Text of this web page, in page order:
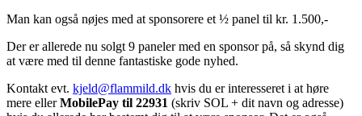
Man kan også nøjes med at sponsorere et ½ panel til kr. 1.500,-
Der er allerede nu solgt 9 paneler med en sponsor på, så skynd dig
at være med til denne fantastiske gode nyhed.
Kontakt evt. kjeld@flammild.dk hvis du er interesseret i at høre
mere ellerMobilePay til 22931 (skriv SOL + dit navn og adresse)